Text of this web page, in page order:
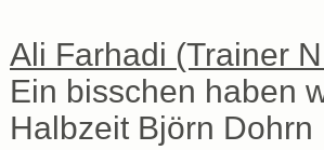
Ali Farhadi (Trainer
Ein bisschen haben
Halbzeit Björn